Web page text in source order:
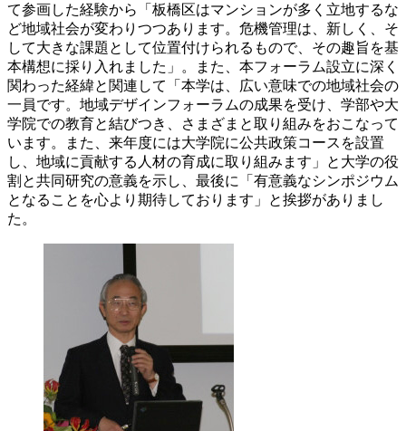
て参画した経験から「板橋区はマンションが多く立地するな
ど地域社会が変わりつつあります。危機管理は、新しく、そ
して大きな課題として位置付けられるもので、その趣旨を基
本構想に採り入れました」。また、本フォーラム設立に深く
関わった経緯と関連して「本学は、広い意味での地域社会の
一員です。地域デザインフォーラムの成果を受け、学部や大
学院での教育と結びつき、さまざまと取り組みをおこなって
います。また、来年度には大学院に公共政策コースを設置
し、地域に貢献する人材の育成に取り組みます」と大学の役
割と共同研究の意義を示し、最後に「有意義なシンポジウム
となることを心より期待しております」と挨拶がありまし
た。